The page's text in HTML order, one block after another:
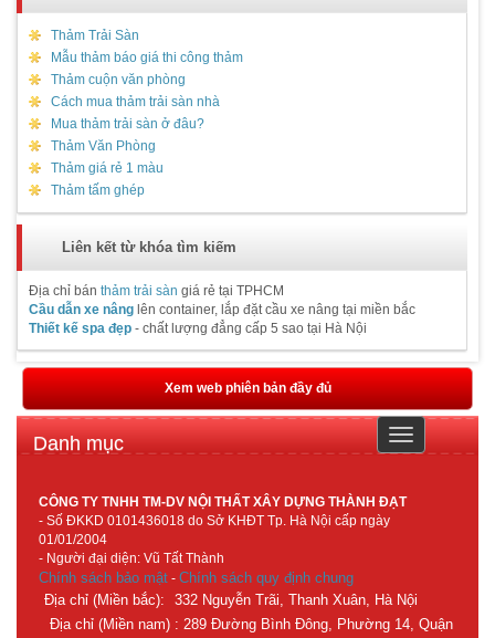
Thảm Trải Sàn
Mẫu thảm báo giá thi công thảm
Thảm cuộn văn phòng
Cách mua thảm trải sàn nhà
Mua thảm trải sàn ở đâu?
Thảm Văn Phòng
Thảm giá rẻ 1 màu
Thảm tấm ghép
Liên kết từ khóa tìm kiếm
Địa chỉ bán thảm trải sàn giá rẻ tại TPHCM
Cầu dẫn xe nâng lên container, lắp đặt cầu xe nâng tại miền bắc
Thiết kế spa đẹp - chất lượng đẳng cấp 5 sao tại Hà Nội
Xem web phiên bản đầy đủ
Toggle
navigation
Danh mục
CÔNG TY TNHH TM-DV NỘI THẤT XÂY DỰNG THÀNH ĐẠT
- Số ĐKKD 0101436018 do Sở KHĐT Tp. Hà Nội cấp ngày
01/01/2004
- Người đại diện: Vũ Tất Thành
Chính sách bảo mật - Chính sách quy định chung
Địa chỉ (Miền bắc):
332 Nguyễn Trãi, Thanh Xuân, Hà Nội
Địa chỉ (Miền nam) : 289 Đường Bình Đông, Phường 14, Quận